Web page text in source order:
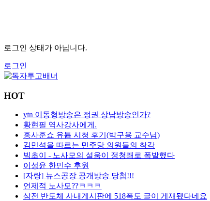
로그인 상태가 아닙니다.
로그인
HOT
ytn 이동형방송은 정권 상납방송인가?
황현필 역사강사에게.
홍사훈쇼 유튭 시청 후기(박구용 교수님)
김민석을 따르는 민주당 의원들의 착각
빅초이 - 노사모의 설움이 정청래로 폭발했다
이성윤 한민수 후원
[자랑] 뉴스공장 공개방송 당첨!!!
언제적 노사모??ㅋㅋㅋ
삼전 반도체 사내게시판에 518폭도 글이 게재됐다네요